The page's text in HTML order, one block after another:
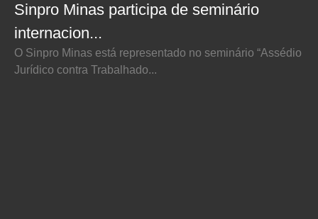
Sinpro Minas participa de seminário
internacion...
O Sinpro Minas está representado no seminário “Assédio
Jurídico contra Trabalhado...